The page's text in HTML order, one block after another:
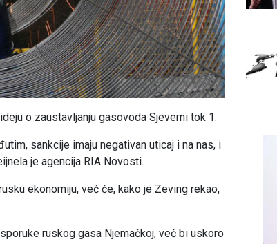
o zaustavljanju gasovoda Sjeverni tok 1.
sankcije imaju negativan uticaj i na nas, i
je agencija RIA Novosti.
ekonomiju, već će, kako je Zeving rekao,
ruskog gasa Njemačkoj, već bi uskoro